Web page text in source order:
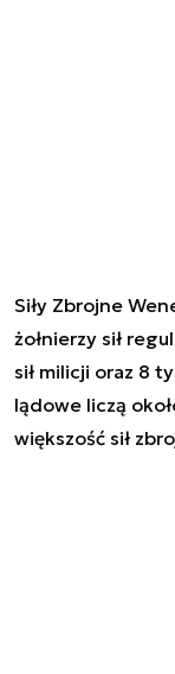
Siły Zbrojne
żołnierzy sił
sił milicji oraz 8
lądowe liczą
większość sił